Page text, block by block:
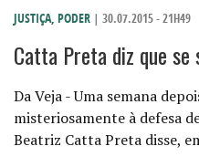
JUSTIÇA, PODER | 30.07.2015 - 21H49
Catta Preta diz que se
Da Veja - Uma semana
misteriosamente à defesa
Beatriz Catta Preta disse,